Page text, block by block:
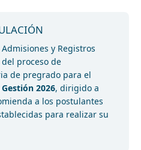
y Registros
proceso de
de pregrado para el
2026, dirigido a
a los postulantes
para realizar su